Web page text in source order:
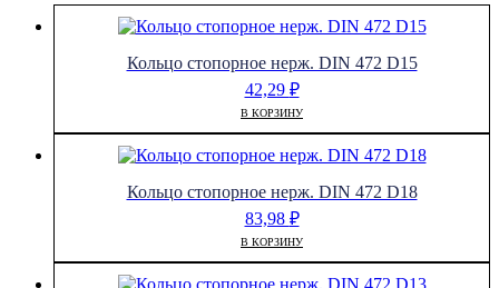
Кольцо стопорное нерж. DIN 472 D15
42,29 ₽
В КОРЗИНУ
Кольцо стопорное нерж. DIN 472 D18
83,98 ₽
В КОРЗИНУ